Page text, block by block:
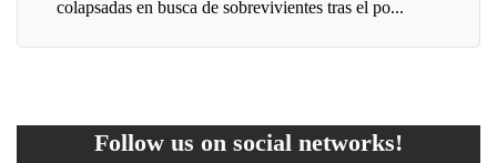
colapsadas en busca de sobrevivientes tras el po...
Follow us on social networks!